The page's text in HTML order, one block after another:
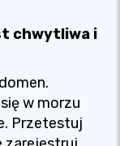
chwytliwa i
w morzu
Przetestuj